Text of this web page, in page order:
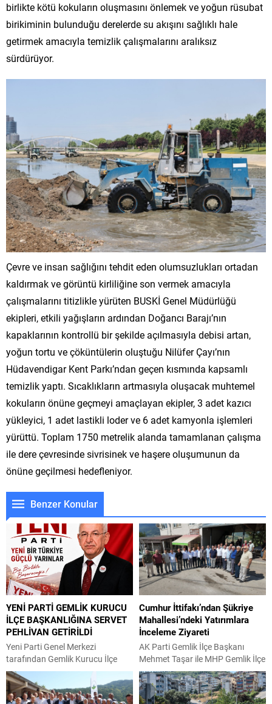
birlikte kötü kokuların oluşmasını önlemek ve yoğun rüsubat
birikiminin bulunduğu derelerde su akışını sağlıklı hale
getirmek amacıyla temizlik çalışmalarını aralıksız
sürdürüyor.
Çevre ve insan sağlığını tehdit eden olumsuzlukları ortadan
kaldırmak ve görüntü kirliliğine son vermek amacıyla
çalışmalarını titizlikle yürüten BUSKİ Genel Müdürlüğü
ekipleri, etkili yağışların ardından Doğancı Barajı’nın
kapaklarının kontrollü bir şekilde açılmasıyla debisi artan,
yoğun tortu ve çöküntülerin oluştuğu Nilüfer Çayı’nın
Hüdavendigar Kent Parkı’ndan geçen kısmında kapsamlı
temizlik yaptı. Sıcaklıkların artmasıyla oluşacak muhtemel
kokuların önüne geçmeyi amaçlayan ekipler, 3 adet kazıcı
yükleyici, 1 adet lastikli loder ve 6 adet kamyonla işlemleri
yürüttü. Toplam 1750 metrelik alanda tamamlanan çalışma
ile dere çevresinde sivrisinek ve haşere oluşumunun da
önüne geçilmesi hedefleniyor.
Benzer Konular
YENİ PARTİ GEMLİK KURUCU
İLÇE BAŞKANLIĞINA SERVET
PEHLİVAN GETİRİLDİ
Yeni Parti Genel Merkezi
tarafından Gemlik Kurucu İlçe
Başkanlığı görevine Servet
Pehlivan getirildi. Yeni Parti
Gemlik Kurucu İlçe Başkanı Servet
Cumhur İttifakı’ndan Şükriye
Mahallesi’ndeki Yatırımlara
İnceleme Ziyareti
AK Parti Gemlik İlçe Başkanı
Mehmet Taşar ile MHP Gemlik İlçe
Başkanı Emrah Keskin, ilçe
yöneticileriyle birlikte Bursa
Büyükşehir Belediyesi tarafından